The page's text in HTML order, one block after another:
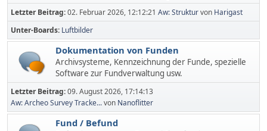
Letzter Beitrag:02. Februar 2026, 12:12:21 Aw: Strukturvon Harigast
Unter-Boards Luftbilder
Dokumentation von Funden
Archivsysteme, Kennzeichnung der Funde, spezielle
Software zur Fundverwaltung usw.
Letzter Beitrag:09. August 2026, 17:14:13
Aw: Archeo Survey Tracke...von Nanoflitter
Fund / Befund